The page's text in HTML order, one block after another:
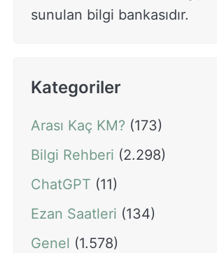
sunulan bilgi bankasıdır.
Kategoriler
Arası Kaç KM? (173)
Bilgi Rehberi (2.298)
ChatGPT (11)
Ezan Saatleri (134)
Genel (1.578)